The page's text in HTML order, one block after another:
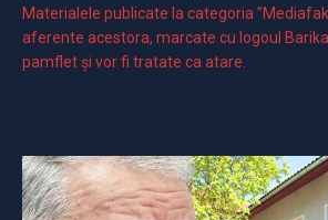
Materialele publicate la categoria
aferente acestora, marcate cu logoul
pamflet și vor fi tratate ca atare.